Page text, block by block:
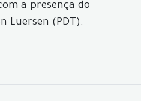
a presença do
Luersen (PDT).